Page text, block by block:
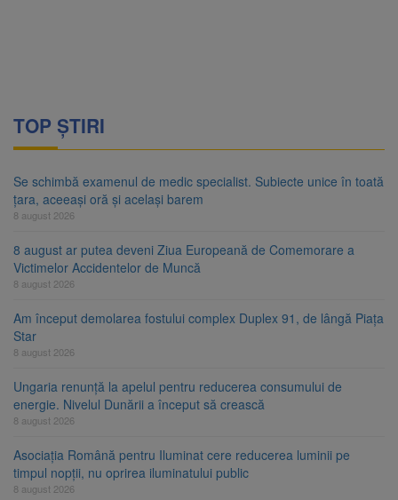
TOP ȘTIRI
Se schimbă examenul de medic specialist. Subiecte unice în toată
țara, aceeași oră și același barem
8 august 2026
8 august ar putea deveni Ziua Europeană de Comemorare a
Victimelor Accidentelor de Muncă
8 august 2026
Am început demolarea fostului complex Duplex 91, de lângă Piața
Star
8 august 2026
Ungaria renunță la apelul pentru reducerea consumului de
energie. Nivelul Dunării a început să crească
8 august 2026
Asociația Română pentru Iluminat cere reducerea luminii pe
timpul nopții, nu oprirea iluminatului public
8 august 2026